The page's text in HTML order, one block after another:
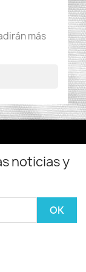
más
noticias y